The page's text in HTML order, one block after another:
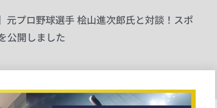
プロ野球選手 桧山進次郎氏と対談！スポ
公開しました